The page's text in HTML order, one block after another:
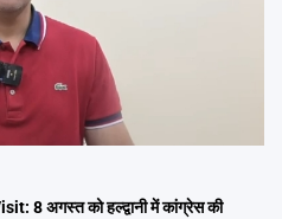
अगस्त को हल्द्वानी में कांग्रेस की